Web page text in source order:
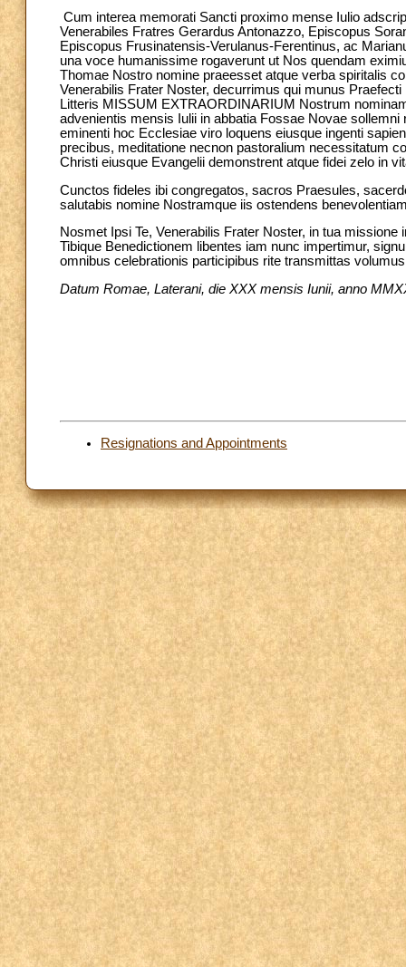
Cum interea memorati Sancti proximo mense Iulio
Venerabiles Fratres Gerardus Antonazzo, Episcopus
Episcopus Frusinatensis-Verulanus-Ferentinus, ac
una voce humanissime rogaverunt ut Nos quendam
Thomae Nostro nomine praeesset atque verba spiritalis
Venerabilis Frater Noster, decurrimus qui munus
Litteris MISSUM EXTRAORDINARIUM Nostrum
advenientis mensis Iulii in abbatia Fossae Novae
eminenti hoc Ecclesiae viro loquens eiusque ingenti
precibus, meditatione necnon pastoralium necessitatum
Christi eiusque Evangelii demonstrent atque fidei zelo in
Cunctos fideles ibi congregatos, sacros Praesules,
salutabis nomine Nostramque iis ostendens
Nosmet Ipsi Te, Venerabilis Frater Noster, in tua
Tibique Benedictionem libentes iam nunc impertimur,
omnibus celebrationis participibus rite transmittas
Datum Romae, Laterani, die XXX mensis Iunii, anno
Resignations and Appointments